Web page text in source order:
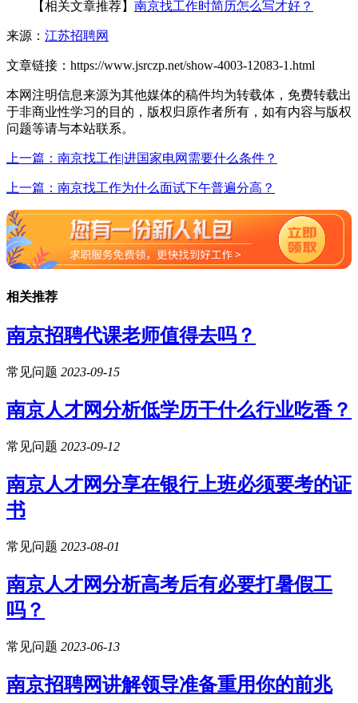
【相关文章推荐】 南京找工作时简历怎么写才好？
来源： 江苏招聘网
文章链接： https://www.jsrczp.net/show-4003-12083-1.html
本网注明信息来源为其他媒体的稿件均为转载体，免费转载出
于非商业性学习的目的，版权归原作者所有，如有内容与版权
问题等请与本站联系。
上一篇：南京找工作|进国家电网需要什么条件？
上一篇：南京找工作为什么面试下午普遍分高？
相关推荐
南京招聘代课老师值得去吗？
常见问题 2023-09-15
南京人才网分析低学历干什么行业吃香？
常见问题 2023-09-12
南京人才网分享在银行上班必须要考的证
书
常见问题 2023-08-01
南京人才网分析高考后有必要打暑假工
吗？
常见问题 2023-06-13
南京招聘网讲解领导准备重用你的前兆